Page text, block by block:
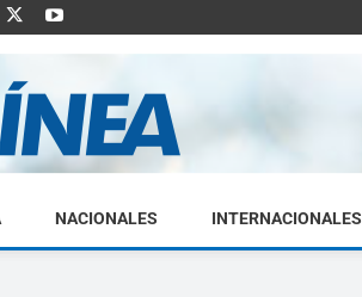
NACIONALES INTERNACIONALES